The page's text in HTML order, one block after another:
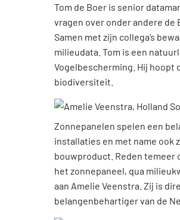
Tom de Boer is senior
vragen over onder andere de
Samen met zijn collega’s
milieudata. Tom is een
Vogelbescherming. Hij hoopt
biodiversiteit.
Zonnepanelen spelen een
installaties en met name ook
bouwproduct. Reden temeer
het zonnepaneel, qua
aan Amelie Veenstra. Zij is
belangenbehartiger van de